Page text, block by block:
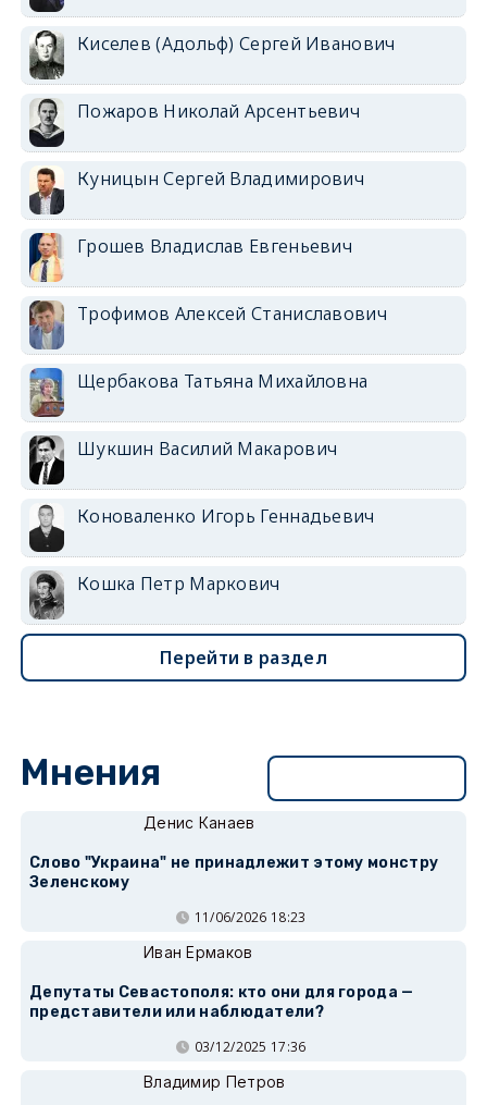
Киселев (Адольф) Сергей Иванович
Пожаров Николай Арсентьевич
Куницын Сергей Владимирович
Грошев Владислав Евгеньевич
Трофимов Алексей Станиславович
Щербакова Татьяна Михайловна
Шукшин Василий Макарович
Коноваленко Игорь Геннадьевич
Кошка Петр Маркович
Перейти в раздел
Мнения
Денис Канаев
Слово "Украина" не принадлежит этому монстру
Зеленскому
11/06/2026 18:23
Иван Ермаков
Депутаты Севастополя: кто они для города —
представители или наблюдатели?
03/12/2025 17:36
Владимир Петров